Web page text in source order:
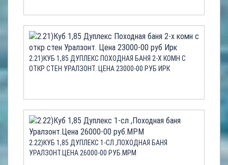
2.21)КУБ 1,85 ДУПЛЕКС ПОХОДНАЯ БАНЯ 2-Х КОМН С
ОТКР СТЕН УРАЛЗОНТ. ЦЕНА 23000-00 РУБ ИРК
2.22)КУБ 1,85 ДУПЛЕКС 1-СЛ ,ПОХОДНАЯ БАНЯ
УРАЛЗОНТ.ЦЕНА 26000-00 РУБ.МРМ